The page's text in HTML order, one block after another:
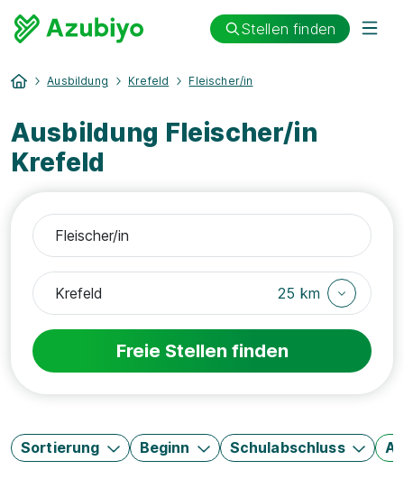
Stellen finden
Ausbildung Krefeld Fleischer/in
Ausbildung Fleischer/in
Krefeld
25 km
Freie Stellen finden
Sortierung Beginn Schulabschluss